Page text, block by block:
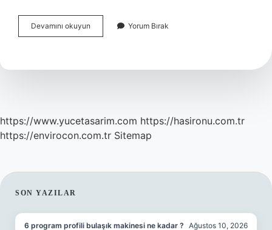
Devamını okuyun
Burcu
Olur
Yorum Bırak
https://www.yucetasarim.com https://hasironu.com.tr
https://envirocon.com.tr Sitemap
SIDEBAR
SON YAZILAR
6 program profili bulaşık makinesi ne kadar ? Ağustos 10, 2026